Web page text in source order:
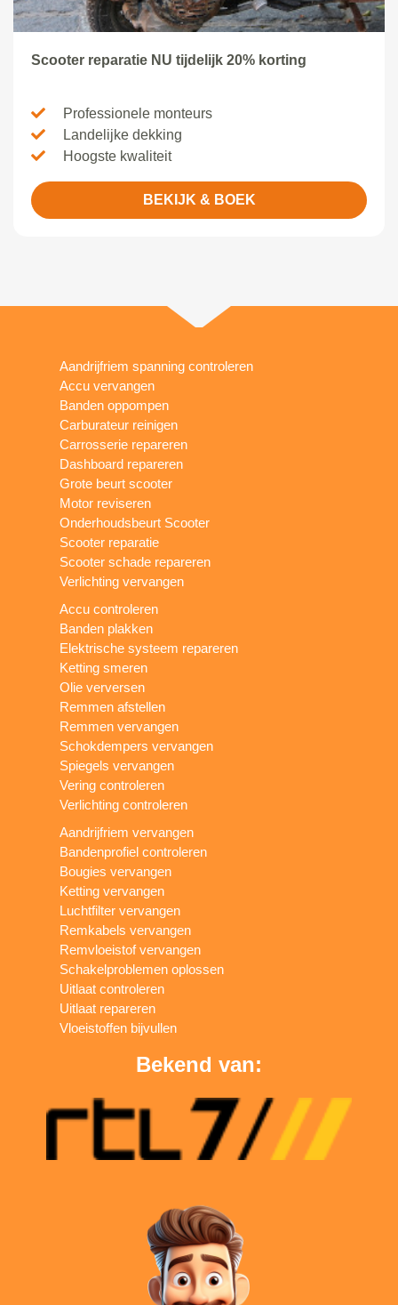
Scooter reparatie NU tijdelijk 20% korting
Professionele monteurs
Landelijke dekking
Hoogste kwaliteit
BEKIJK & BOEK
Aandrijfriem spanning controleren
Accu vervangen
Banden oppompen
Carburateur reinigen
Carrosserie repareren
Dashboard repareren
Grote beurt scooter
Motor reviseren
Onderhoudsbeurt Scooter
Scooter reparatie
Scooter schade repareren
Verlichting vervangen
Accu controleren
Banden plakken
Elektrische systeem repareren
Ketting smeren
Olie verversen
Remmen afstellen
Remmen vervangen
Schokdempers vervangen
Spiegels vervangen
Vering controleren
Verlichting controleren
Aandrijfriem vervangen
Bandenprofiel controleren
Bougies vervangen
Ketting vervangen
Luchtfilter vervangen
Remkabels vervangen
Remvloeistof vervangen
Schakelproblemen oplossen
Uitlaat controleren
Uitlaat repareren
Vloeistoffen bijvullen
Bekend van: